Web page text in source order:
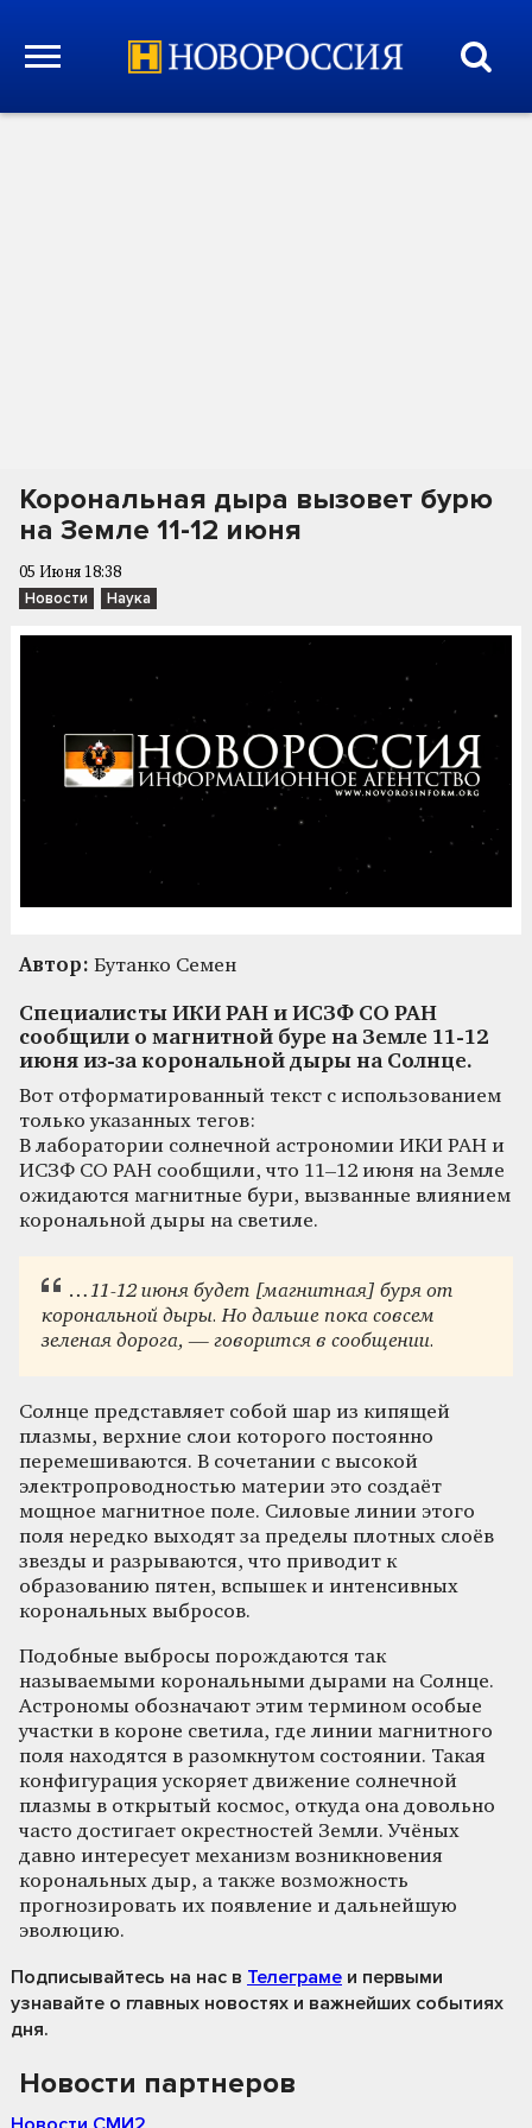
Корональная дыра вызовет бурю
на Земле 11-12 июня
05 Июня 18:38
Новости Наука
Автор: Бутанко Семен
Специалисты ИКИ РАН и ИСЗФ СО РАН
сообщили о магнитной буре на Земле 11-12
июня из-за корональной дыры на Солнце.
Вот отформатированный текст с использованием
только указанных тегов:
В лаборатории солнечной астрономии ИКИ РАН и
ИСЗФ СО РАН сообщили, что 11–12 июня на Земле
ожидаются магнитные бури, вызванные влиянием
корональной дыры на светиле.
…11-12 июня будет [магнитная] буря от
корональной дыры. Но дальше пока совсем
зеленая дорога, — говорится в сообщении.
Солнце представляет собой шар из кипящей
плазмы, верхние слои которого постоянно
перемешиваются. В сочетании с высокой
электропроводностью материи это создаёт
мощное магнитное поле. Силовые линии этого
поля нередко выходят за пределы плотных слоёв
звезды и разрываются, что приводит к
образованию пятен, вспышек и интенсивных
корональных выбросов.
Подобные выбросы порождаются так
называемыми корональными дырами на Солнце.
Астрономы обозначают этим термином особые
участки в короне светила, где линии магнитного
поля находятся в разомкнутом состоянии. Такая
конфигурация ускоряет движение солнечной
плазмы в открытый космос, откуда она довольно
часто достигает окрестностей Земли. Учёных
давно интересует механизм возникновения
корональных дыр, а также возможность
прогнозировать их появление и дальнейшую
эволюцию.
Подписывайтесь на нас в Телеграме и первыми
узнавайте о главных новостях и важнейших событиях
дня.
Новости партнеров